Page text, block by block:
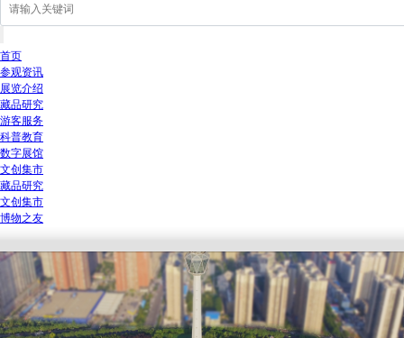
首页
参观资讯
展览介绍
藏品研究
游客服务
科普教育
数字展馆
文创集市
藏品研究
文创集市
博物之友